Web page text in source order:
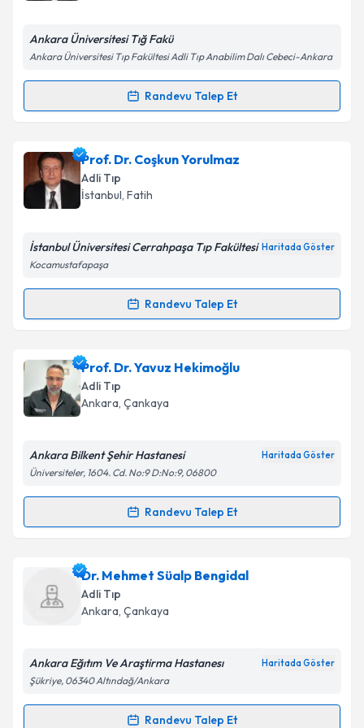
Kişisel verilerimin işlenmesine ilişkin
Metni'ni okudum ve kişisel verilerimin belirtilen
Ankara Üniversitesi Tığ Fakü
Ankara Üniversitesi Tıp Fakültesi Adli Tıp Anabilim Dalı Cebeci-Ankara
Randevu Talep Et
Randevu Takvimi Talebi
Prof. Dr. Yaşar Bilgeiçin randevu takvimi talebi
oluşturun. Size bu uzmandan randevu almanız için bir
takvim hazırlandığında e-posta ile bilgilendireceğiz.
Kişisel verilerimin işlenmesine ilişkin
Metni'ni okudum ve kişisel verilerimin belirtilen
Prof. Dr. Coşkun Yorulmaz
Adli Tıp
İstanbul, Fatih
İstanbul Üniversitesi Cerrahpaşa Tıp Fakültesi Haritada Göster
Kocamustafapaşa
Randevu Talep Et
Randevu Takvimi Talebi
Prof. Dr. Coşkun Yorulmaziçin randevu takvimi
talebi oluşturun. Size bu uzmandan randevu almanız
için bir takvim hazırlandığında e-posta ile
bilgilendireceğiz.
Kişisel verilerimin işlenmesine ilişkinAydınlatma
kapsamda işlenmesini kabul ediyorum.
Takvim Talebini Gönder
Prof. Dr. Yavuz Hekimoğlu
Adli Tıp
Ankara, Çankaya
Ankara Bilkent Şehir Hastanesi Haritada Göster
Üniversiteler, 1604. Cd. No:9 D:No:9, 06800
Randevu Talep Et
Randevu Takvimi Talebi
Prof. Dr. Yavuz Hekimoğluiçin randevu takvimi
talebi oluşturun. Size bu uzmandan randevu almanız
için bir takvim hazırlandığında e-posta ile
bilgilendireceğiz.
Dr. Mehmet Süalp Bengidal
Adli Tıp
Ankara, Çankaya
Ankara Eğıtım Ve Araştirma Hastanesı Haritada Göster
Şükriye, 06340 Altındağ/Ankara
Randevu Talep Et